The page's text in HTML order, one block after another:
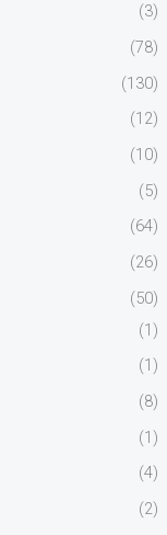
(3)
(78)
(130)
(12)
(10)
(5)
(64)
(26)
(50)
(1)
(1)
(8)
(1)
(4)
(2)